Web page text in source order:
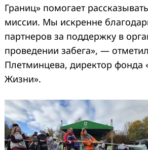
Границ» помогает
миссии. Мы искренне
партнеров за поддержку в
проведении забега», —
Плетминцева, директор фонда
Жизни».